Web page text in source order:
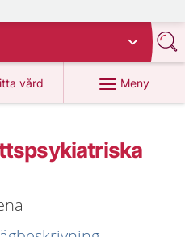
vård
på 1177.se
Meny